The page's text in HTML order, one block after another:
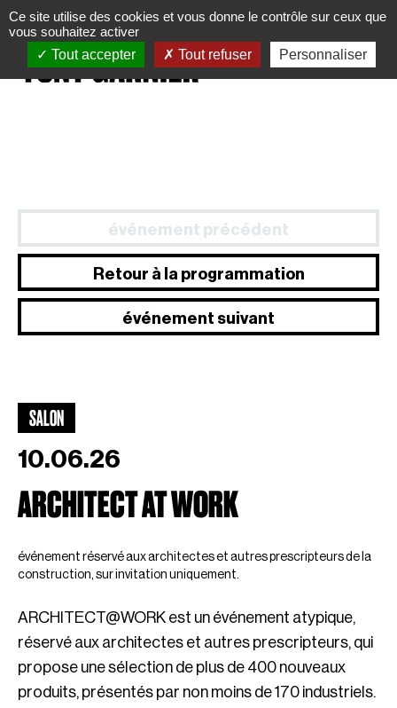
événement précédent
Retour à la programmation
événement suivant
SALON
10.06.26
ARCHITECT AT WORK
événement réservé aux architectes et autres prescripteurs de la
construction, sur invitation uniquement.
ARCHITECT@WORK est un événement atypique,
réservé aux architectes et autres prescripteurs, qui
propose une sélection de plus de 400 nouveaux
produits, présentés par non moins de 170 industriels.
Panneau de gestion des cookies
Ce site utilise des cookies et vous donne le contrôle sur ceux que
vous souhaitez activer
Tout accepter
Tout refuser Personnaliser